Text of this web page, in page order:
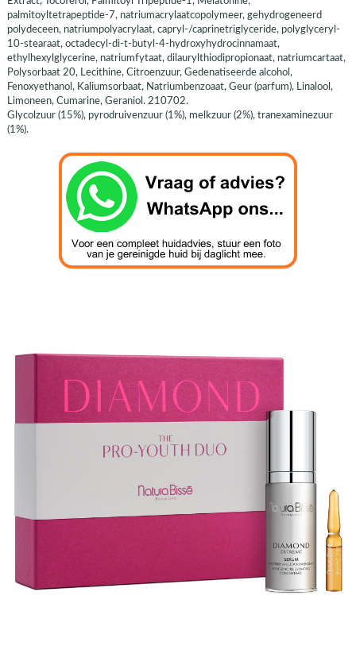
palmitoyltetrapeptide-7, natriumacrylaatcopolymeer, gehydrogeneerd
polydeceen, natriumpolyacrylaat, capryl-/caprinetriglyceride, polyglyceryl-
10-stearaat, octadecyl-di-t-butyl-4-hydroxyhydrocinnamaat,
ethylhexylglycerine, natriumfytaat, dilaurylthiodipropionaat, natriumcartaat,
Polysorbaat 20, Lecithine, Citroenzuur, Gedenatiseerde alcohol,
Fenoxyethanol, Kaliumsorbaat, Natriumbenzoaat, Geur (parfum), Linalool,
Limoneen, Cumarine, Geraniol. 210702.
Glycolzuur (15%), pyrodruivenzuur (1%), melkzuur (2%), tranexaminezuur
(1%).